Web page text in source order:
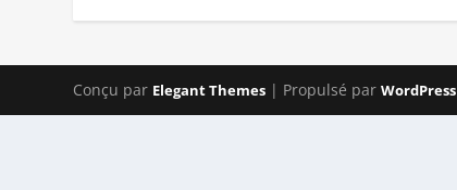
Conçu par Elegant Themes | Propulsé parWordPress